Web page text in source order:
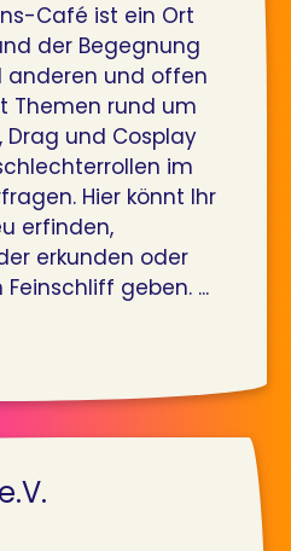
Café ist ein Ort
der Begegnung
anderen und offen
Themen rund um
Drag und Cosplay
im
Hier könnt Ihr
erfinden,
erkunden oder
geben. ...